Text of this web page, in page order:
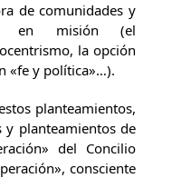
de comunidades y
en misión (el
la opción
«fe y política»…).
planteamientos,
y planteamientos de
del Concilio
consciente